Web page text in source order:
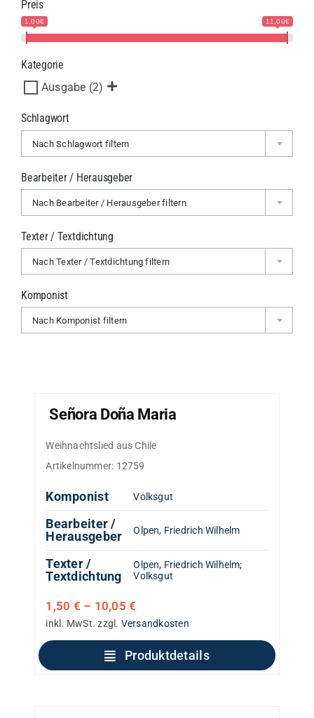
Señora Doña Maria
Weihnachtslied aus Chile
Artikelnummer: 12759
Komponist Volksgut
Bearbeiter /
Herausgeber
Olpen, Friedrich Wilhelm
Texter /
Textdichtung
Olpen, Friedrich Wilhelm;
Volksgut
1,50 € – 10,05€
inkl. MwSt. zzgl. Versandkosten
Produktdetails
Preis
1,00€ 11,00€
Kategorie
Ausgabe (2)
Schlagwort
Nach Schlagwort filtern
Bearbeiter / Herausgeber
Nach Bearbeiter / Herausgeber filtern
Texter / Textdichtung
Nach Texter / Textdichtung filtern
Komponist
Nach Komponist filtern